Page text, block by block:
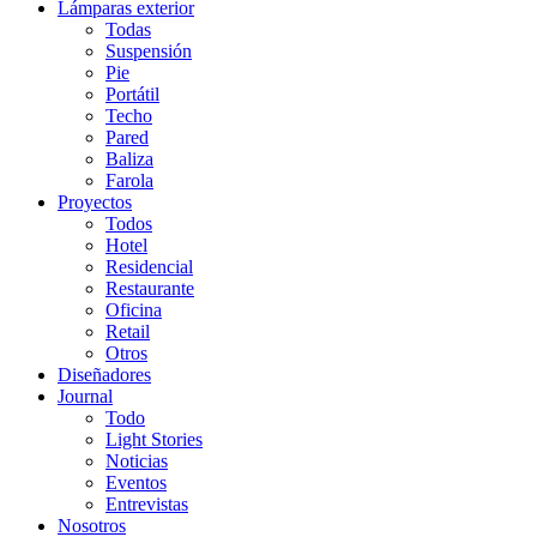
Lámparas exterior
Todas
Suspensión
Pie
Portátil
Techo
Pared
Baliza
Farola
Proyectos
Todos
Hotel
Residencial
Restaurante
Oficina
Retail
Otros
Diseñadores
Journal
Todo
Light Stories
Noticias
Eventos
Entrevistas
Nosotros